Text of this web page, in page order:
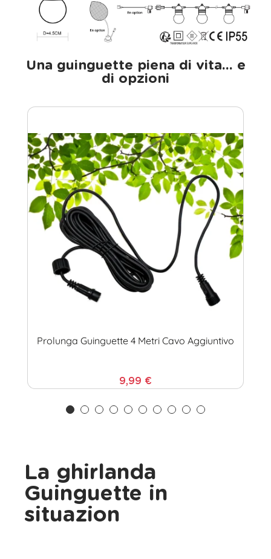
Una guinguette piena di vita... e
di opzioni
Prolunga Guinguette 4 Metri Cavo Aggiuntivo
9,99 €
La ghirlanda
Guinguette in
situazion